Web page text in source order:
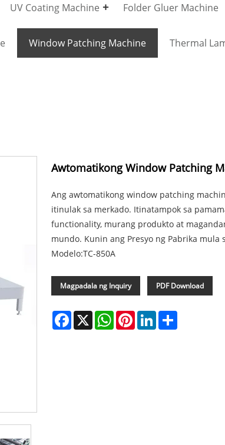
UV Coating Machine Folder Gluer Machine
Window Patching Machine Thermal
Awtomatikong Window Patching
Ang awtomatikong window patching
itinulak sa merkado. Itinatampok sa
functionality, murang produkto at
mundo. Kunin ang Presyo ng Pabrika mula
Modelo:TC-850A
Magpadala ng Inquiry PDF Download
Facebook
X WhatsAppPinterestLinkedIn